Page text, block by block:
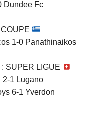
Dundee Fc
1-0 Panathinaikos
SUPER LIGUE
2-1 Lugano
6-1 Yverdon